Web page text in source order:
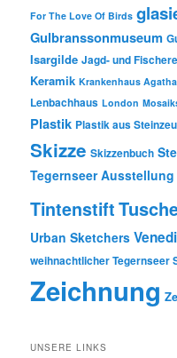
For The Love Of Birds
Gulbranssonmuseum
Isargilde Jagd- und
Keramik Krankenhaus
Lenbachhaus London
Plastik Plastik aus
Skizze Skizzenbuch
Tegernseer Ausstellung
Tintenstift
Urban Sketchers
weihnachtlicher Tegernseer
Zeichnung
UNSERE LINKS